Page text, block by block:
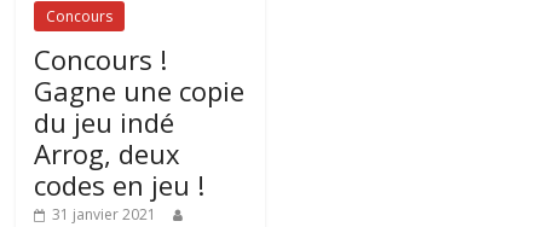
Concours
Concours !
Gagne une copie
du jeu indé
Arrog, deux
codes en jeu !
31 janvier 2021